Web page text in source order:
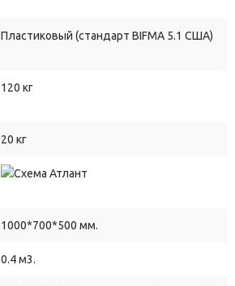
Пластиковый (стандарт BIFMA 5.1 США)
120 кг
20 кг
1000*700*500 мм.
0.4 м3.